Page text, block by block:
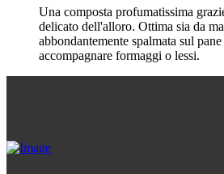
Una composta profumatissima
delicato dell'alloro. Ottima sia da
abbondantemente spalmata sul
accompagnare formaggi o lessi.